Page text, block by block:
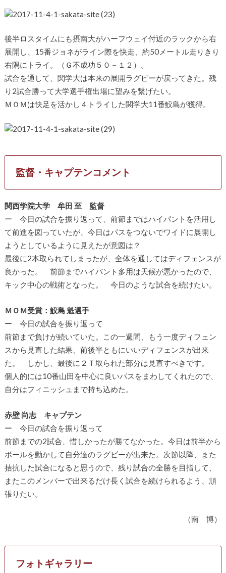
後半ロスタイムにも摂南大がハーフウェイ付近のラックから右
展開し、15番ジョネがライン際を快走、約50メートル走りきり
右隅にトライ。（Ｇ不成功５０－１２）。
試合を通して、関学大は本来の展開ラグビーが戻ってきた。残
り2試合勝って大学選手権出場に望みを繋げたい。
ＭＯＭは快足を活かし４トライした関学大11番鮫島が獲得。
監督・キャプテンコメント
関西学院大学 牟田 至 監督
ー 今日の試合を振り返って、前節まではハイパントを活用し
て前進を図っていたが、今日はパスをつないでワイドに展開し
ようとしているように見えたが意図は？
最後に2本取られてしまったが、全体を通してはディフェンスが
良かった。 前節までハイパント多用は天候が悪かったので、
キック中心の戦術となった。 今日のような試合を続けたい。
ＭＯＭ受賞：鮫島 魁選手
ー 今日の試合を振り返って
前節まで負けが続いていた。この一週間、もう一度ディフェン
スから見直した結果、前後半ともにいいディフェンスが出来
た。 しかし、最後に２Ｔ取られた部分は見直すべきです。
個人的には10番山田を中心に良いパスをまわしてくれたので、
自分はフィニッシュまで持ち込めた。
赤壁 尚志 キャプテン
ー 今日の試合を振り返って
前節までの2試合、惜しかったが勝てなかった。今日は前半から
ボールを動かして自分達のラグビーが出来た。次節以降、また
拮抗した試合になると思うので、残り試合の全勝を目指して、
またこのメンバーで出来るだけ長く試合を続けられるよう、頑
張りたい。
（南 博）
フォトギャラリー